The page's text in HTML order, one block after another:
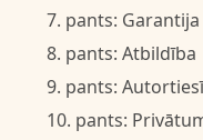
7. pants: Garantija
8. pants: Atbildība
9. pants:
10. pants: